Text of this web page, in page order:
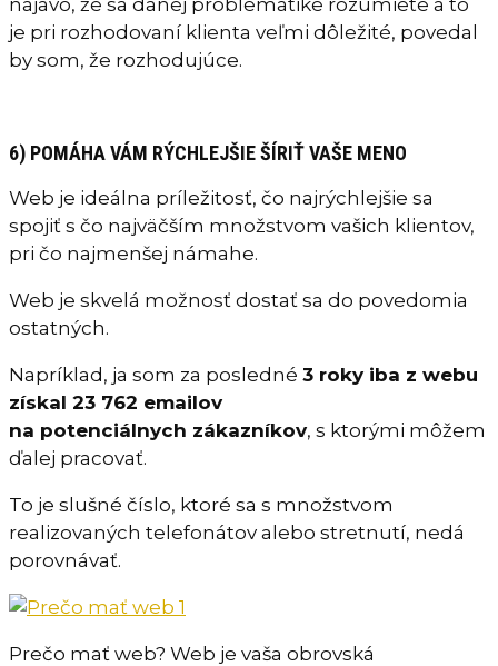
je pri rozhodovaní klienta veľmi dôležité, povedal
by som, že rozhodujúce.
6) POMÁHA VÁM RÝCHLEJŠIE ŠÍRIŤ VAŠE MENO
Web je ideálna príležitosť, čo najrýchlejšie sa
spojiť s čo najväčším množstvom vašich klientov,
pri čo najmenšej námahe.
Web je skvelá možnosť dostať sa do povedomia
ostatných.
Napríklad, ja som za posledné 3 roky iba z webu
získal 23 762 emailov
na potenciálnych zákazníkov, s ktorými môžem
ďalej pracovať.
To je slušné číslo, ktoré sa s množstvom
realizovaných telefonátov alebo stretnutí, nedá
porovnávať.
Prečo mať web? Web je vaša obrovská